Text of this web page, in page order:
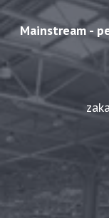
Mainstream -